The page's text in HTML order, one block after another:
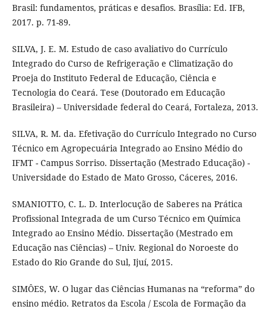
Brasil: fundamentos, práticas e desafios. Brasília: Ed. IFB,
2017. p. 71-89.
SILVA, J. E. M. Estudo de caso avaliativo do Currículo
Integrado do Curso de Refrigeração e Climatização do
Proeja do Instituto Federal de Educação, Ciência e
Tecnologia do Ceará. Tese (Doutorado em Educação
Brasileira) – Universidade federal do Ceará, Fortaleza, 2013.
SILVA, R. M. da. Efetivação do Currículo Integrado no Curso
Técnico em Agropecuária Integrado ao Ensino Médio do
IFMT - Campus Sorriso. Dissertação (Mestrado Educação) -
Universidade do Estado de Mato Grosso, Cáceres, 2016.
SMANIOTTO, C. L. D. Interlocução de Saberes na Prática
Profissional Integrada de um Curso Técnico em Química
Integrado ao Ensino Médio. Dissertação (Mestrado em
Educação nas Ciências) – Univ. Regional do Noroeste do
Estado do Rio Grande do Sul, Ijuí, 2015.
SIMÔES, W. O lugar das Ciências Humanas na “reforma” do
ensino médio. Retratos da Escola / Escola de Formação da